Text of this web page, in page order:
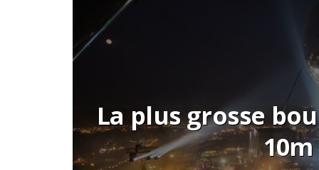
La plus grosse